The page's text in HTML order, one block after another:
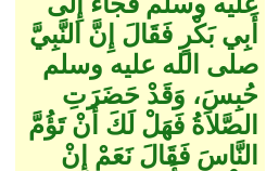
أَبِي بَكْرٍ فَقَالَ إِنَّ النَّبِيَّ
صلى الله عليه وسلم
حُبِسَ، وَقَدْ حَضَرَتِ
الصَّلاَةُ فَهَلْ لَكَ أَنْ تَؤُمَّ
النَّاسَ فَقَالَ نَعَمْ إِنْ